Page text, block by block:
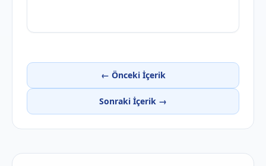
← Önceki İçerik
Sonraki İçerik →